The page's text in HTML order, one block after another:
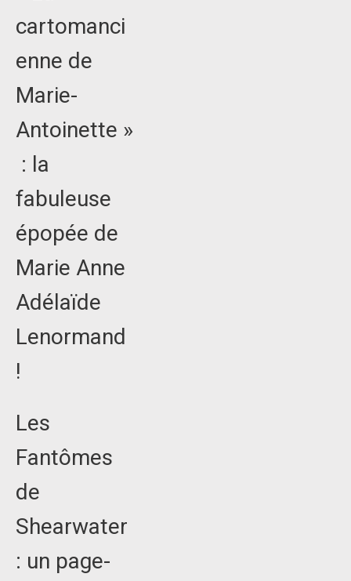
cartomanci
enne de
Marie-
Antoinette »
: la
fabuleuse
épopée de
Marie Anne
Adélaïde
Lenormand
!
Les
Fantômes
de
Shearwater
: un page-